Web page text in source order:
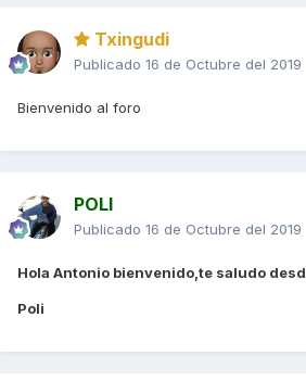
Txingudi
Publicado 16 de Octubre del 2019
Bienvenido al foro
POLI
Publicado 16 de Octubre del 2019
Hola Antonio bienvenido,te saludo
Poli